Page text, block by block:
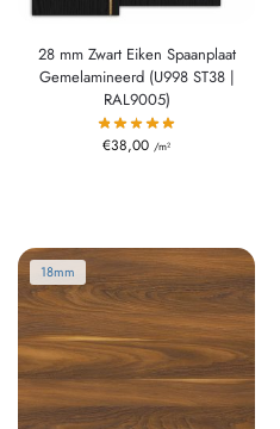
28 mm Zwart Eiken Spaanplaat
Gemelamineerd (U998 ST38 |
RAL9005)
€38,00 /m²
18mm